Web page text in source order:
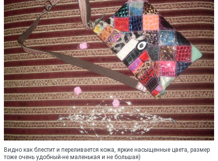
Видно как блестит и переливается кожа, яркие насыщенные цвета, размер
тоже очень удобный-не маленькая и не большая)